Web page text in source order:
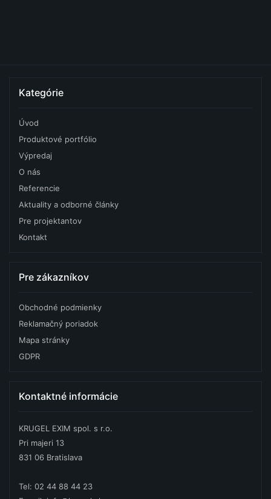
Kategórie
Úvod
Produktové portfólio
Výpredaj
O nás
Referencie
Aktuality a odborné články
Pre projektantov
Kontakt
Pre zákazníkov
Obchodné podmienky
Reklamačný poriadok
Mapa stránky
GDPR
Kontaktné informácie
KRUGEL EXIM spol. s r.o.
Pri majeri 13
831 06 Bratislava
Tel: 02 44 88 44 23